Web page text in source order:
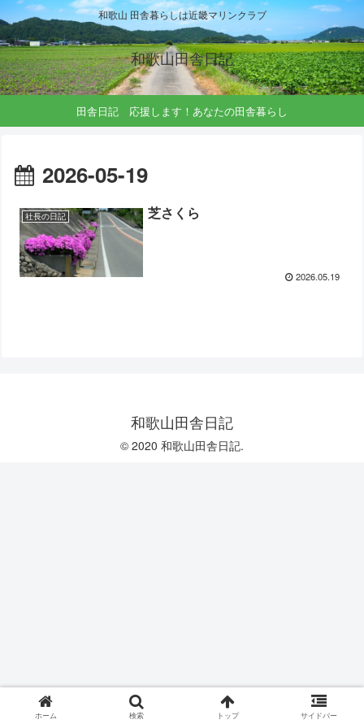
和歌山 田舎暮らしは近畿マリンクラブ
和歌山田舎日記
田舎日記 応援します！あなたの田舎暮らし
2026-05-19
社長の日記 芝さくら
2026.05.19
和歌山田舎日記
© 2020 和歌山田舎日記.
ホーム 検索 トップ サイドバー